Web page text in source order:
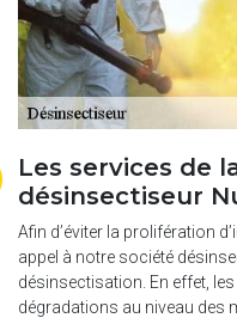
Les services de
désinsectiseur
Afin d’éviter la prolifération
appel à notre société
désinsectisation. En effet,
dégradations au niveau des